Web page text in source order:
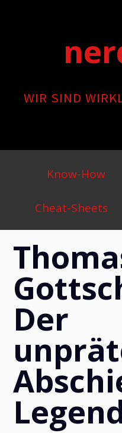
WIR SIND
Menu
Know-How
Cheat-Sheets
Der